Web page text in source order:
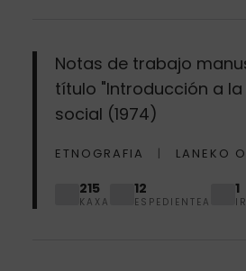
Notas de trabajo
título "Introducción a
social (1974)
ETNOGRAFIA LANEKO
215
KAXA
12
ESPEDIENTEA
1